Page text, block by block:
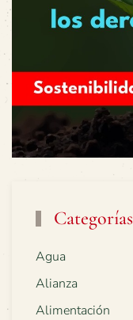
Categorías
Agua
Alianza
Alimentación